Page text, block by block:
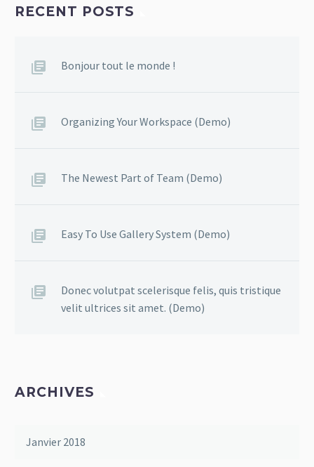
RECENT POSTS
Bonjour tout le monde !
Organizing Your Workspace (Demo)
The Newest Part of Team (Demo)
Easy To Use Gallery System (Demo)
Donec volutpat scelerisque felis, quis tristique
velit ultrices sit amet. (Demo)
ARCHIVES
Janvier 2018